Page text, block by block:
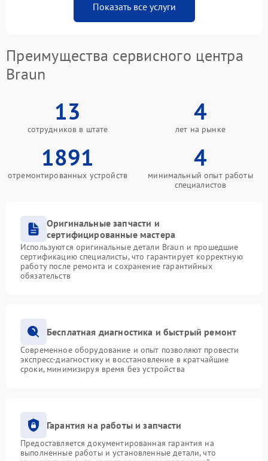
Показать все услуги
Преимущества сервисного центра
Braun
13
сотрудников в штате
4
лет на рынке
1891
отремонтированных устройств
4
минимальный опыт работы
специалистов
Оригинальные запчасти и
сертифицированные мастера
Используются оригинальные детали Braun и прошедшие
сертификацию специалисты, что гарантирует корректную
работу после ремонта и сохранение гарантийных
обязательств
Бесплатная диагностика и быстрый ремонт
Современное оборудование и опыт позволяют провести
экспресс-диагностику и восстановление в кратчайшие
сроки, минимизируя время без устройства
Гарантия на работы и запчасти
Предоставляется документированная гарантия на
выполненные работы и установленные детали, что